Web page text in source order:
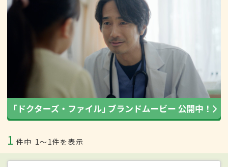
1 件中 1〜1件を表示